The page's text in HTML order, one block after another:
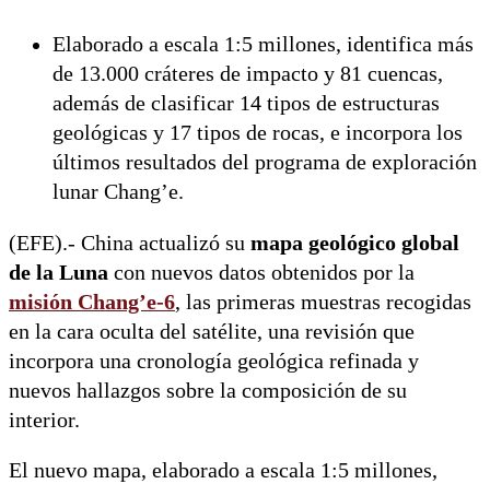
Elaborado a escala 1:5 millones, identifica más
de 13.000 cráteres de impacto y 81 cuencas,
además de clasificar 14 tipos de estructuras
geológicas y 17 tipos de rocas, e incorpora los
últimos resultados del programa de exploración
lunar Chang’e.
(EFE).- China actualizó su mapa geológico global
de la Luna con nuevos datos obtenidos por la
misión Chang’e-6, las primeras muestras recogidas
en la cara oculta del satélite, una revisión que
incorpora una cronología geológica refinada y
nuevos hallazgos sobre la composición de su
interior.
El nuevo mapa, elaborado a escala 1:5 millones,